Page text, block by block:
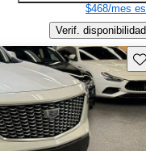
$468/mes
Verif. disponibilidad